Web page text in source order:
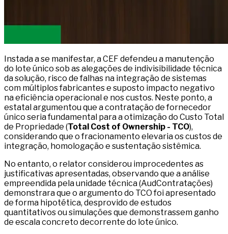
Instada a se manifestar, a CEF defendeu a manutenção
do lote único sob as alegações de indivisibilidade técnica
da solução, risco de falhas na integração de sistemas
com múltiplos fabricantes e suposto impacto negativo
na eficiência operacional e nos custos. Neste ponto, a
estatal argumentou que a contratação de fornecedor
único seria fundamental para a otimização do Custo Total
de Propriedade (Total Cost of Ownership - TCO),
considerando que o fracionamento elevaria os custos de
integração, homologação e sustentação sistêmica.
No entanto, o relator considerou improcedentes as
justificativas apresentadas, observando que a análise
empreendida pela unidade técnica (AudContratações)
demonstrara que o argumento do TCO foi apresentado
de forma hipotética, desprovido de estudos
quantitativos ou simulações que demonstrassem ganho
de escala concreto decorrente do lote único.